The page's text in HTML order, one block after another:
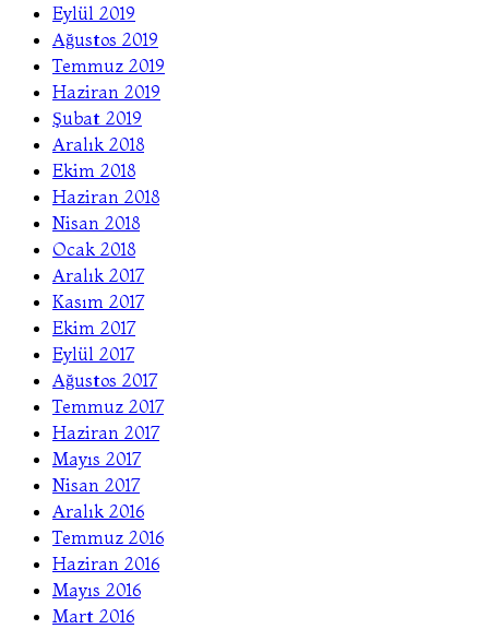
Eylül 2019
Ağustos 2019
Temmuz 2019
Haziran 2019
Şubat 2019
Aralık 2018
Ekim 2018
Haziran 2018
Nisan 2018
Ocak 2018
Aralık 2017
Kasım 2017
Ekim 2017
Eylül 2017
Ağustos 2017
Temmuz 2017
Haziran 2017
Mayıs 2017
Nisan 2017
Aralık 2016
Temmuz 2016
Haziran 2016
Mayıs 2016
Mart 2016